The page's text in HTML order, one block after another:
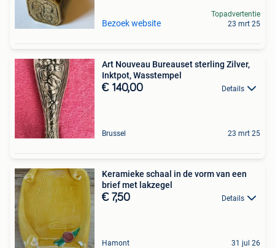
Bezoek website
Topadvertentie
23 mrt 25
Art Nouveau Bureauset sterling Zilver,
Inktpot, Wasstempel
€ 140,00 Details
Brussel 23 mrt 25
Keramieke schaal in de vorm van een
brief met lakzegel
€ 7,50 Details
Hamont 31 jul 26